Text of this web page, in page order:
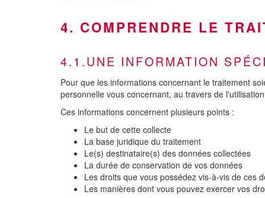
4. COMPRENDRE LE
4.1.UNE INFORMATION
Pour que les informations concernant le traitement
personnelle vous concernant, au travers de
Ces informations concernent plusieurs points :
Le but de cette collecte
La base juridique du traitement
Le(s) destinataire(s) des données collectées
La durée de conservation de vos données
Les droits que vous possédez vis-à-vis de ces
Les manières dont vous pouvez exercer vos